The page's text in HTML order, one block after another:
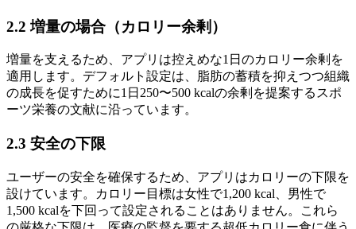
2.2 増量の場合（カロリー余剰）
増量を支えるため、アプリは控えめな1日のカロリー余剰を
適用します。デフォルト設定は、脂肪の蓄積を抑えつつ組織
の成長を促すために1日250〜500 kcalの余剰を提案するスポ
ーツ栄養の文献に沿っています。
2.3 安全の下限
ユーザーの安全を確保するため、アプリはカロリーの下限を
設けています。カロリー目標は女性で1,200 kcal、男性で
1,500 kcalを下回って設定されることはありません。これら